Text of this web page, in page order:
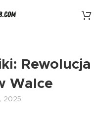
Rewolucja
Walce
2025